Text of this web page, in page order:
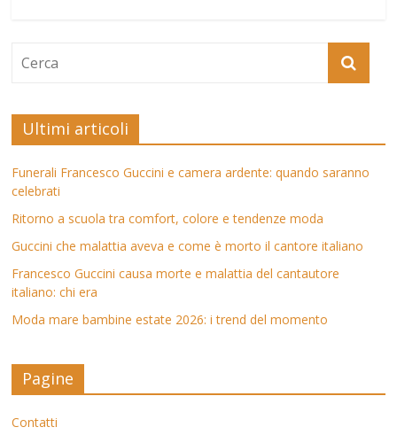
Ultimi articoli
Funerali Francesco Guccini e camera ardente: quando saranno
celebrati
Ritorno a scuola tra comfort, colore e tendenze moda
Guccini che malattia aveva e come è morto il cantore italiano
Francesco Guccini causa morte e malattia del cantautore
italiano: chi era
Moda mare bambine estate 2026: i trend del momento
Pagine
Contatti